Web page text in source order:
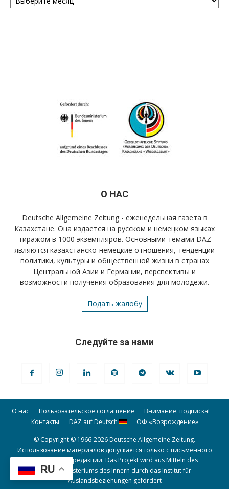
О НАС
Deutsche Allgemeine Zeitung - еженедельная газета в
Казахстане. Она издается на русском и немецком языках
тиражом в 1000 экземпляров. Основными темами DAZ
являются казахстанско-немецкие отношения, тенденции
политики, культуры и общественной жизни в странах
Центральной Азии и Германии, перспективы и
возможности получения образования для молодежи.
Подать жалобу
Следуйте за нами
О нас Пользовательское соглашение
Внимание: подписка!
Контакты
DAZ auf Deutsch ОФ «Возрождение»
© Copyright © 1966-2026 Deutsche Allgemeine Zeitung.
Использование материалов допускается только с письменного
разрешения редакции. Das Projekt wird aus Mitteln des
Bundesministeriums des Innern durch das Institut für
Auslandsbeziehungen gefördert
RU